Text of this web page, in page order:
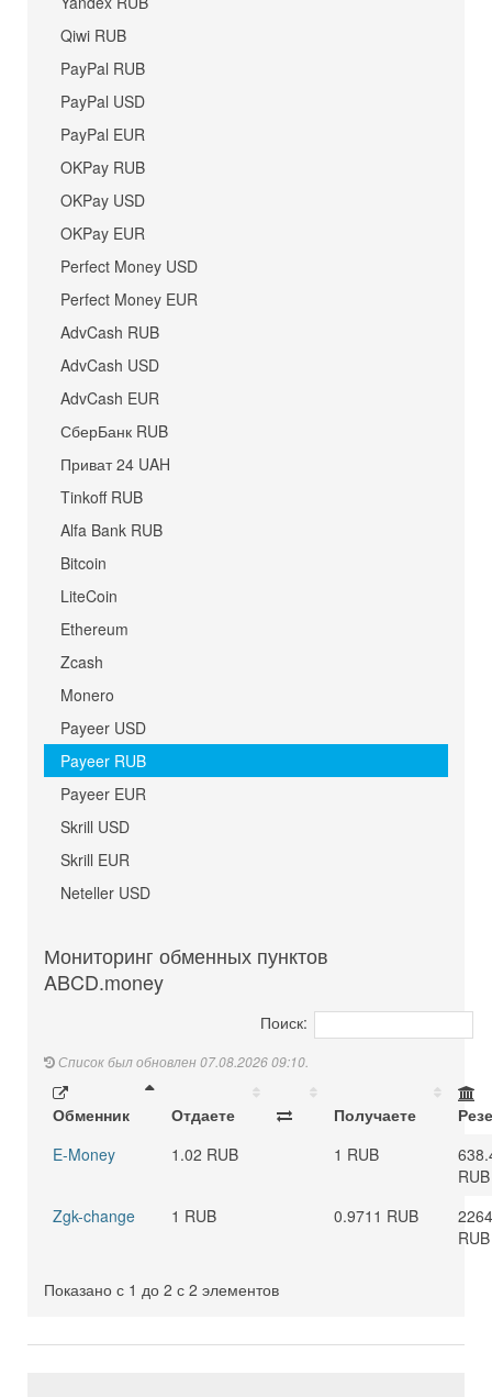
Qiwi RUB
PayPal RUB
PayPal USD
PayPal EUR
OKPay RUB
OKPay USD
OKPay EUR
Perfect Money USD
Perfect Money EUR
AdvCash RUB
AdvCash USD
AdvCash EUR
СберБанк RUB
Приват 24 UAH
Tinkoff RUB
Alfa Bank RUB
Bitcoin
LiteCoin
Ethereum
Zcash
Monero
Payeer USD
Payeer RUB
Payeer EUR
Skrill USD
Skrill EUR
Neteller USD
Мониторинг обменных пунктов
ABCD.money
Поиск:
Список был обновлен 07.08.2026 09:10.
Обменник Отдаете Получаете
E-Money
1.02 RUB 1 RUB
RUB
Zgk-change
1 RUB 0.9711 RUB
RUB
Показано с 1 до 2 с 2 элементов